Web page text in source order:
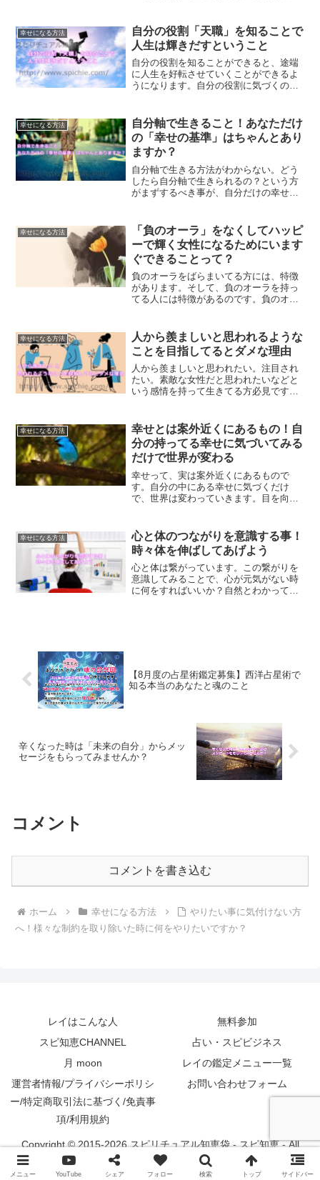
いて、解説していきます。
幸せになる方法
自分の役割「天職」を知ることで
人生は輝きだすということ
自分の役割を知ることができると、途端
に人生を好転させていくことができるよ
うになります。自分の役割に気づくの
をご紹介します。
幸せになる方法
自分軸で生きること！あなただけ
の「幸せの基準」はちゃんとあり
ますか？
自分軸で生きる方法がわからない。どう
したら自分軸で生きられるの？という方
がまずするべき事が、自分だけの幸せの
あなたの幸せの基準を作る方法を解説し
ていきます。
幸せになる方法
「負のオーラ」をなくしてハッピ
ーで輝く女性になるためにいます
ぐできることって？
負のオーラをばらまいてる方には、特徴
があります。そして、負のオーラを持っ
てる人には特徴があるのです。負のオー
できる方法についてご紹介していきま
す。
幸せになる方法
人から羨ましいと思われるような
ことを目指してるとダメな理由
人から羨ましいと思われたい。注目され
たい。素敵な女性だと思われたいなどと
いう感情を持って生きてる方必見です。
きっと変わります。なぜその感情がダメ
なのかについてご紹介します。
幸せになる方法
幸せとは案外近くにあるもの！自
分の持ってる幸せに気づいてみる
だけで世界が変わる
幸せって、実は案外近くにあるもので
す。自分の中にある幸せに気づくだけ
で、世界は変わっていきます。目を向け
て、解説していきます。
幸せになる方法
心と体のつながりを意識する事！
時々体を伸ばしてあげよう
心と体は繋がっています。この繋がりを
意識してみることで、心が元気がない時
に何をすればいいか？自然とわかってく
【8月度の占星術鑑定募集】西洋占星術で
知る本当のあなたと魂のこと
辛くなった時は「未来の自分」からメッ
セージをもらってみませんか？
コメント
コメントを書き込む
ホーム 幸せになる方法
やりたい事に気付けない方
へ！様々な制約を取り除いた時に何をやりたいですか？
レイはこんな人
無料参加
スピ知恵CHANNEL
占い・スピビジネス
月 moon
レイの鑑定メニュー一覧
運営者情報/プライバシーポリシ
ー/特定商取引法に基づく/免責事
項/利用規約
お問い合わせフォーム
Copyright © 2015-2026 スピリチュアル知恵袋 - スピ知恵 - All
Rights Reserved.
メニュー YouTube シェア フォロー 検索 トップ サイドバー